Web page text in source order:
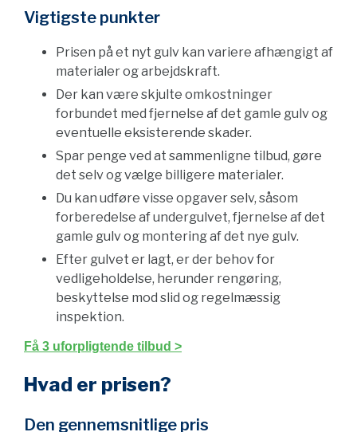
Vigtigste punkter
Prisen på et nyt gulv kan variere afhængigt af
materialer og arbejdskraft.
Der kan være skjulte omkostninger
forbundet med fjernelse af det gamle gulv og
eventuelle eksisterende skader.
Spar penge ved at sammenligne tilbud, gøre
det selv og vælge billigere materialer.
Du kan udføre visse opgaver selv, såsom
forberedelse af undergulvet, fjernelse af det
gamle gulv og montering af det nye gulv.
Efter gulvet er lagt, er der behov for
vedligeholdelse, herunder rengøring,
beskyttelse mod slid og regelmæssig
inspektion.
Få 3 uforpligtende tilbud >
Hvad er prisen?
Den gennemsnitlige pris